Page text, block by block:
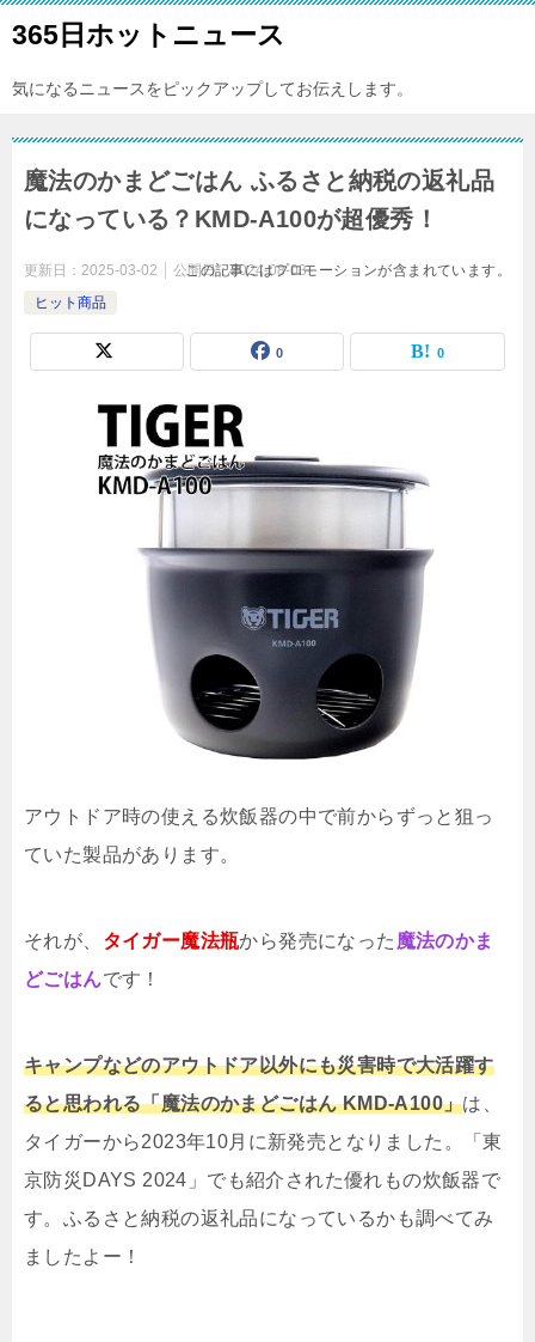
365日ホットニュース
気になるニュースをピックアップしてお伝えします。
魔法のかまどごはん ふるさと納税の返礼品
になっている？KMD-A100が超優秀！
更新日： 2025-03-02 公開日：2024-08-03
ヒット商品
この記事にはプロモーションが含まれています。
0 0
アウトドア時の使える炊飯器の中で前からずっと狙っ
ていた製品があります。
それが、 タイガー魔法瓶から発売になった 魔法のかま
どごはんです！
キャンプなどのアウトドア以外にも災害時で大活躍す
ると思われる「魔法のかまどごはん KMD-A100」は、
タイガーから2023年10月に新発売となりました。「東
京防災DAYS 2024」でも紹介された優れもの炊飯器で
す。ふるさと納税の返礼品になっているかも調べてみ
ましたよー！